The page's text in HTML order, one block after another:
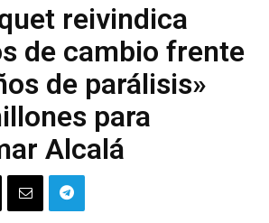
reivindica
de cambio frente
de parálisis»
para
Alcalá